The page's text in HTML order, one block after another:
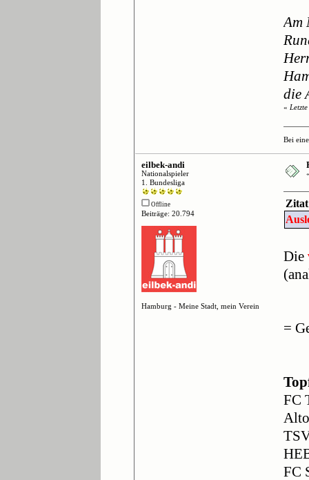
Am
die
«
Bei
eilbek-andi
Nationalspieler
1. Bundesliga
Offline
Beiträge: 20.794
Hamburg - Meine Stadt, mein Verein
Zitat
Die
=
FC
FC